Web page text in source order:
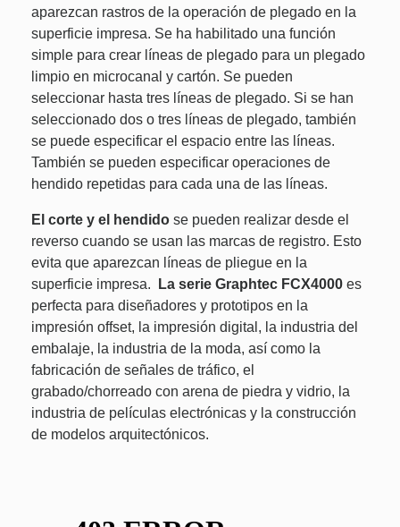
aparezcan rastros de la operación de plegado en la
superficie impresa. Se ha habilitado una función
simple para crear líneas de plegado para un plegado
limpio en microcanal y cartón. Se pueden
seleccionar hasta tres líneas de plegado. Si se han
seleccionado dos o tres líneas de plegado, también
se puede especificar el espacio entre las líneas.
También se pueden especificar operaciones de
hendido repetidas para cada una de las líneas.
El corte y el hendido se pueden realizar desde el
reverso cuando se usan las marcas de registro. Esto
evita que aparezcan líneas de pliegue en la
superficie impresa.
La serie Graphtec FCX4000 es
perfecta para diseñadores y prototipos en la
impresión offset, la impresión digital, la industria del
embalaje, la industria de la moda, así como la
fabricación de señales de tráfico, el
grabado/chorreado con arena de piedra y vidrio, la
industria de películas electrónicas y la construcción
de modelos arquitectónicos.